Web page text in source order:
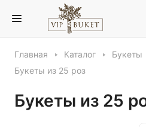
Главная Каталог Букеты
Букеты из 25 роз
Букеты из 25